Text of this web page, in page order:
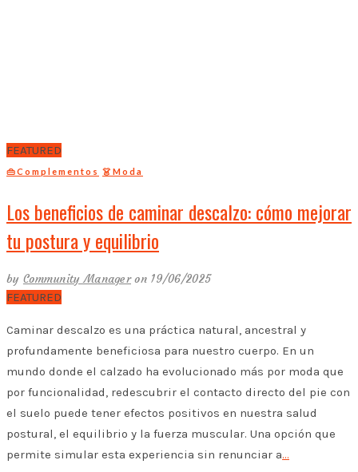
FEATURED
👜Complementos 👗Moda
Los beneficios de caminar descalzo: cómo mejorar
tu postura y equilibrio
by Community Manager on 19/06/2025
FEATURED
Caminar descalzo es una práctica natural, ancestral y
profundamente beneficiosa para nuestro cuerpo. En un
mundo donde el calzado ha evolucionado más por moda que
por funcionalidad, redescubrir el contacto directo del pie con
el suelo puede tener efectos positivos en nuestra salud
postural, el equilibrio y la fuerza muscular. Una opción que
permite simular esta experiencia sin renunciar a…